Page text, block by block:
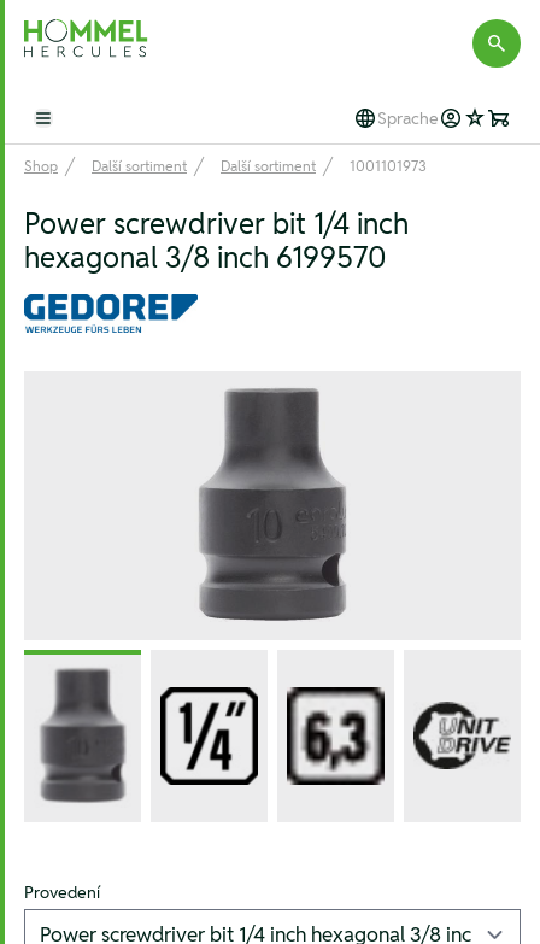
Hommel Hercules
Open main menu Sprache
Shop Další sortiment Další sortiment 1001101973
Power screwdriver bit 1/4 inch
hexagonal 3/8 inch 6199570
Provedení